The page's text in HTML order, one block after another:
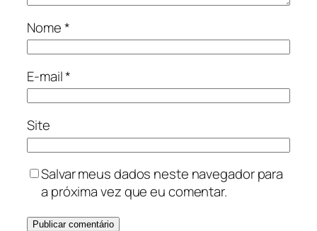
Nome*
E-mail*
Site
Salvar meus dados neste navegador para
a próxima vez que eu comentar.